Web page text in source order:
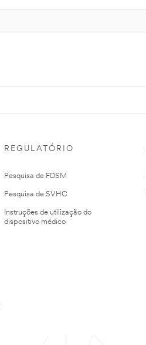
REGULATÓRIO
Pesquisa de FDSM
Pesquisa de SVHC
Instruções de utilização do
dispositivo médico